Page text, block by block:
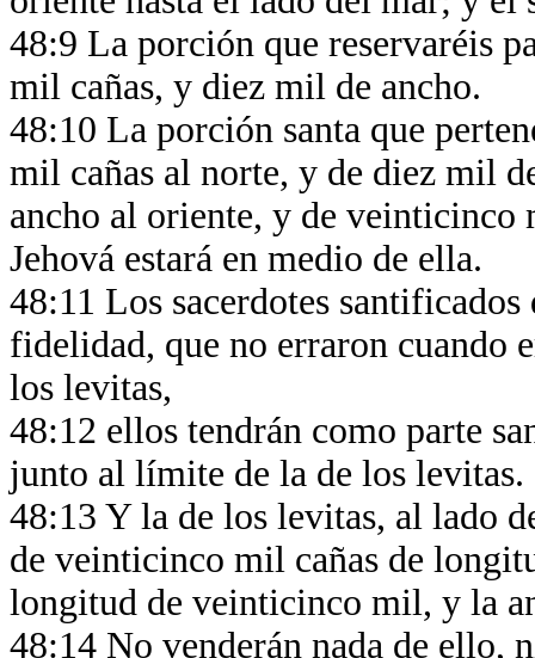
48:9 La porción que reservaréis
mil cañas, y diez mil de ancho.
48:10 La porción santa que
mil cañas al norte, y de diez mil
ancho al oriente, y de
Jehová estará en medio de ella.
48:11 Los sacerdotes
fidelidad, que no erraron cuando
los levitas,
48:12 ellos tendrán como parte
junto al límite de la de los levitas.
48:13 Y la de los levitas, al lado
de veinticinco mil cañas de
longitud de veinticinco mil, y la
48:14 No venderán nada de ello,